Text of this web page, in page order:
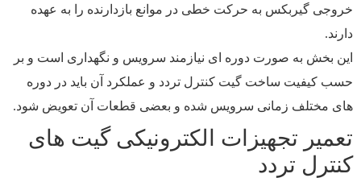
خروجی گیربکس به حرکت خطی در موانع بازدارنده را به عهده
دارند.
این بخش به صورت دوره ای نیازمند سرویس و نگهداری است و بر
حسب کیفیت ساخت گیت کنترل تردد و عملکرد آن باید در دوره
های مختلف زمانی سرویس شده و بعضی قطعات آن تعویض شود.
تعمیر تجهیزات الکترونیکی گیت های
کنترل تردد